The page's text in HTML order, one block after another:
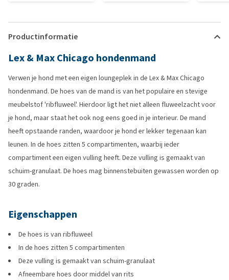
Productinformatie
Lex & Max Chicago hondenmand
Verwen je hond met een eigen loungeplek in de Lex & Max Chicago
hondenmand. De hoes van de mand is van het populaire en stevige
meubelstof 'ribfluweel'. Hierdoor ligt het niet alleen fluweelzacht voor
je hond, maar staat het ook nog eens goed in je interieur. De mand
heeft opstaande randen, waardoor je hond er lekker tegenaan kan
leunen. In de hoes zitten 5 compartimenten, waarbij ieder
compartiment een eigen vulling heeft. Deze vulling is gemaakt van
schuim-granulaat. De hoes mag binnenstebuiten gewassen worden op
30 graden.
Eigenschappen
De hoes is van ribfluweel
In de hoes zitten 5 compartimenten
Deze vulling is gemaakt van schuim-granulaat
Afneembare hoes door middel van rits